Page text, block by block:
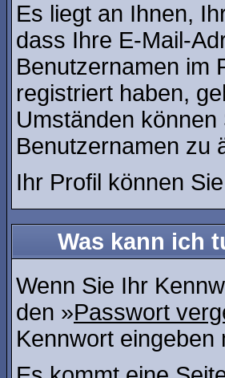
Es liegt an Ihnen,
dass Ihre E-Mail-
Benutzernamen im
registriert haben,
Umständen
Benutzernamen zu
Ihr Profil können Sie
Was kann ich
Wenn Sie Ihr
den »Passwort
Kennwort eingeben